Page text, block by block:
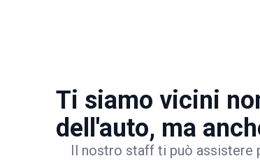
Ti siamo vicini
dell'auto, ma
Il nostro staff ti può assistere